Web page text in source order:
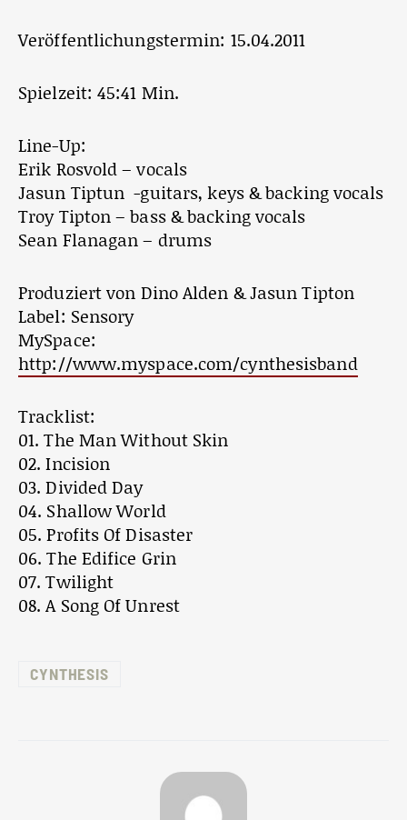
Veröffentlichungstermin: 15.04.2011
Spielzeit: 45:41 Min.
Line-Up:
Erik Rosvold – vocals
Jasun Tiptun -guitars, keys & backing vocals
Troy Tipton – bass & backing vocals
Sean Flanagan – drums
Produziert von Dino Alden & Jasun Tipton
Label: Sensory
MySpace:
http://www.myspace.com/cynthesisband
Tracklist:
01. The Man Without Skin
02. Incision
03. Divided Day
04. Shallow World
05. Profits Of Disaster
06. The Edifice Grin
07. Twilight
08. A Song Of Unrest
CYNTHESIS